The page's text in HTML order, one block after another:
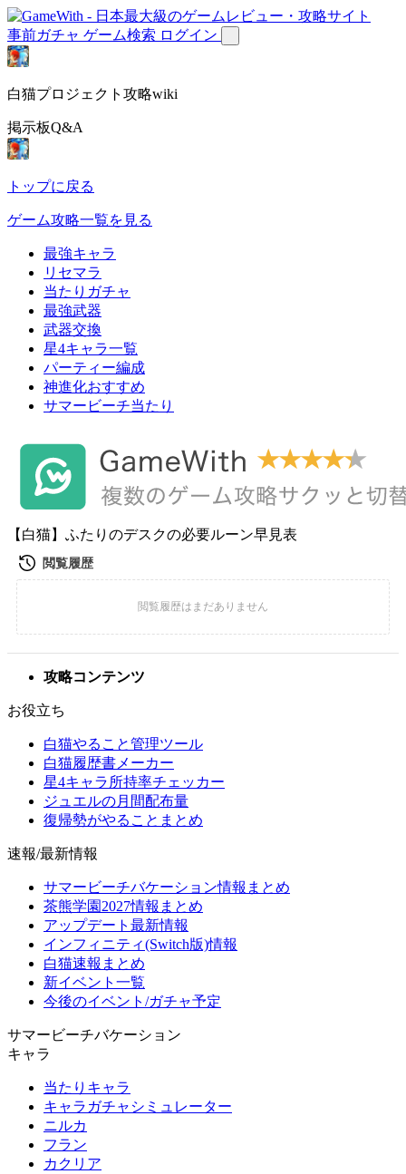
事前ガチャ ゲーム検索 ログイン
白猫プロジェクト攻略wiki
掲示板Q&A
トップに戻る
ゲーム攻略一覧を見る
最強キャラ
リセマラ
当たりガチャ
最強武器
武器交換
星4キャラ一覧
パーティー編成
神進化おすすめ
サマービーチ当たり
【白猫】ふたりのデスクの必要ルーン早見表
攻略コンテンツ
お役立ち
白猫やること管理ツール
白猫履歴書メーカー
星4キャラ所持率チェッカー
ジュエルの月間配布量
復帰勢がやることまとめ
速報/最新情報
サマービーチバケーション情報まとめ
茶熊学園2027情報まとめ
アップデート最新情報
インフィニティ(Switch版)情報
白猫速報まとめ
新イベント一覧
今後のイベント/ガチャ予定
サマービーチバケーション
キャラ
当たりキャラ
キャラガチャシミュレーター
ニルカ
フラン
カクリア